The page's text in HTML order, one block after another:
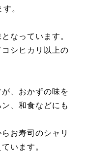
。
なっています。
シヒカリ以上の
、おかずの味を
、和食などにも
お寿司のシャリ
います。